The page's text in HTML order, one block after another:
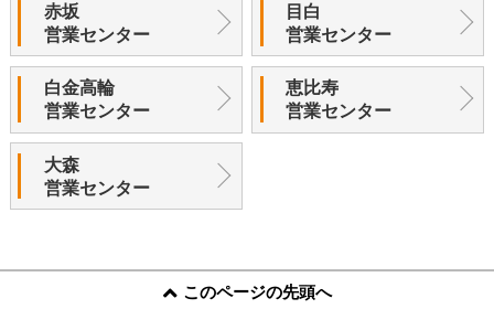
赤坂
営業センター
目白
営業センター
白金高輪
営業センター
恵比寿
営業センター
大森
営業センター
このページの先頭へ